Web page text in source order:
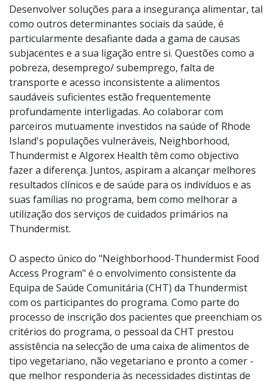
Desenvolver soluções para a insegurança alimentar, tal
como outros determinantes sociais da saúde, é
particularmente desafiante dada a gama de causas
subjacentes e a sua ligação entre si. Questões como a
pobreza, desemprego/ subemprego, falta de
transporte e acesso inconsistente a alimentos
saudáveis suficientes estão frequentemente
profundamente interligadas. Ao colaborar com
parceiros mutuamente investidos na saúde of Rhode
Island's populações vulneráveis, Neighborhood,
Thundermist e Algorex Health têm como objectivo
fazer a diferença. Juntos, aspiram a alcançar melhores
resultados clínicos e de saúde para os indivíduos e as
suas famílias no programa, bem como melhorar a
utilização dos serviços de cuidados primários na
Thundermist.
O aspecto único do "Neighborhood-Thundermist Food
Access Program" é o envolvimento consistente da
Equipa de Saúde Comunitária (CHT) da Thundermist
com os participantes do programa. Como parte do
processo de inscrição dos pacientes que preenchiam os
critérios do programa, o pessoal da CHT prestou
assistência na selecção de uma caixa de alimentos de
tipo vegetariano, não vegetariano e pronto a comer -
que melhor responderia às necessidades distintas de